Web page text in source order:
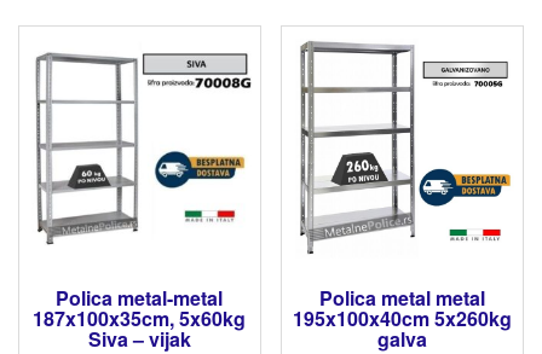
Polica metal-metal
187x100x35cm, 5x60kg
Siva – vijak
Polica metal metal
195x100x40cm 5x260kg
galva